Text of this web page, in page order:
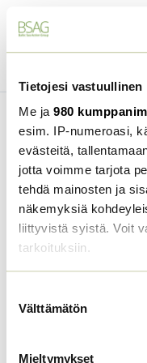
Tietojesi vastuullinen
Me ja 980
esim. IP-numeroasi,
evästeitä,
jotta voimme tarjota
tehdä mainosten ja
näkemyksiä
liittyvistä syistä. Voit
tarkoituksiin.
voit määrittää
valinta
Välttämätön
Mieltymykset
Sinun on
tehdäksesi
Kirjaudu sisään
Tehtävä:
kestävyys